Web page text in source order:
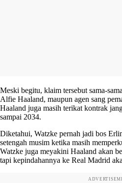
Meski begitu, klaim tersebut sama-
Alfie Haaland, maupun agen sang
Haaland juga masih terikat kontrak
sampai 2034.
Diketahui, Watzke pernah jadi bos
setengah musim ketika masih
Watzke juga meyakini Haaland akan
tapi kepindahannya ke Real Madrid